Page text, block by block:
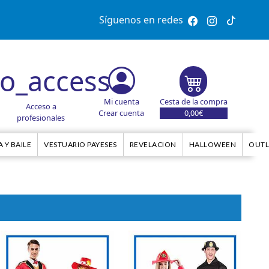
Síguenos en redes
Acceso a
profesionales
Mi cuenta
Crear cuenta
Cesta de la compra
0,00€
Y BAILE VESTUARIO PAYESES REVELACION HALLOWEEN